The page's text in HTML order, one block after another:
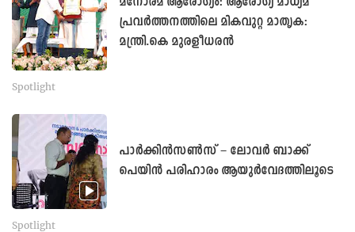
പ്രവർത്തനത്തിലെ മികവുറ്റ മാതൃക:
മന്ത്രി.കെ മുരളീധരൻ
Spotlight
പാർക്കിൻസൺസ് – ലോവർ ബാക്ക്
പെയിൻ പരിഹാരം ആയുർവേദത്തിലൂടെ
Spotlight